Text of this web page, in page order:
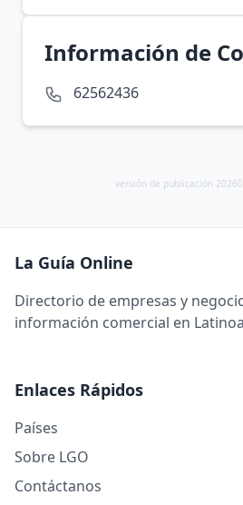
Información de
62562436
versión de publicación
La Guía Online
Directorio de empresas y
información comercial en
Enlaces Rápidos
Países
Sobre LGO
Contáctanos